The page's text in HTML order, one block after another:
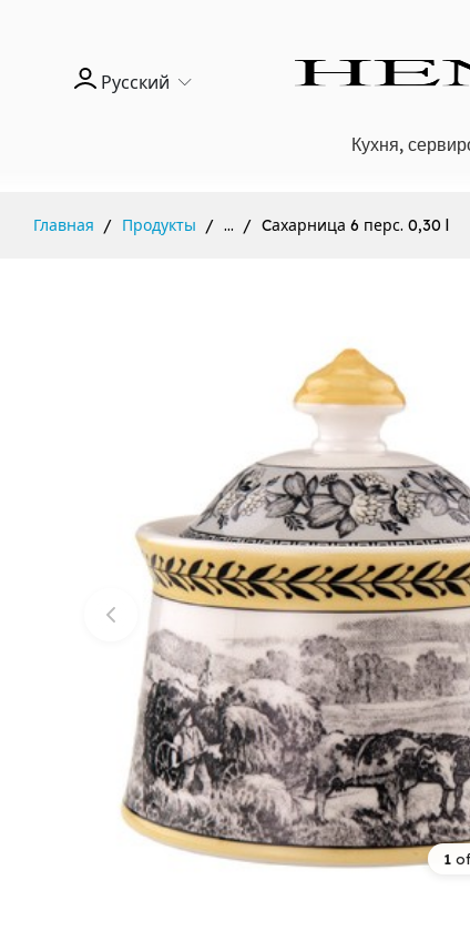
Русский
Кухня,
Главная Продукты ... Cахарница 6 перс. 0,30 l
1of